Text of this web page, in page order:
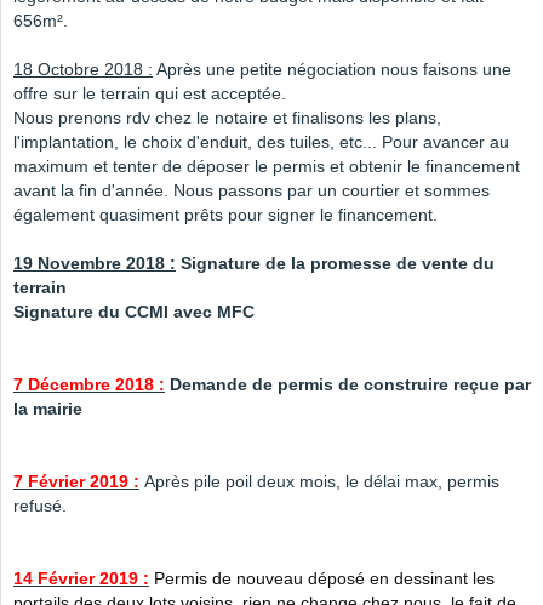
656m².
18 Octobre 2018 : Après une petite négociation nous faisons une
offre sur le terrain qui est acceptée.
Nous prenons rdv chez le notaire et finalisons les plans,
l'implantation, le choix d'enduit, des tuiles, etc... Pour avancer au
maximum et tenter de déposer le permis et obtenir le financement
avant la fin d'année. Nous passons par un courtier et sommes
également quasiment prêts pour signer le financement.
19 Novembre 2018 : Signature de la promesse de vente du
terrain
Signature du CCMI avec MFC
7 Décembre 2018 : Demande de permis de construire reçue par
la mairie
7 Février 2019 : Après pile poil deux mois, le délai max, permis
refusé.
14 Février 2019 : Permis de nouveau déposé en dessinant les